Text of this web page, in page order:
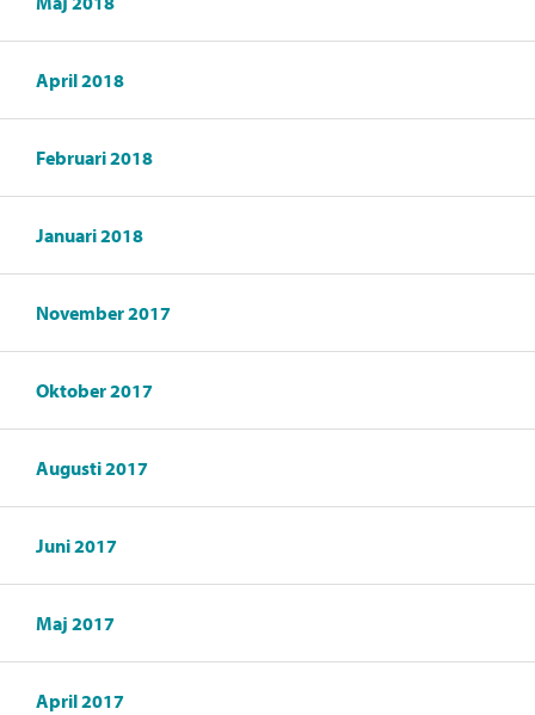
April 2018
Februari 2018
Januari 2018
November 2017
Oktober 2017
Augusti 2017
Juni 2017
Maj 2017
April 2017